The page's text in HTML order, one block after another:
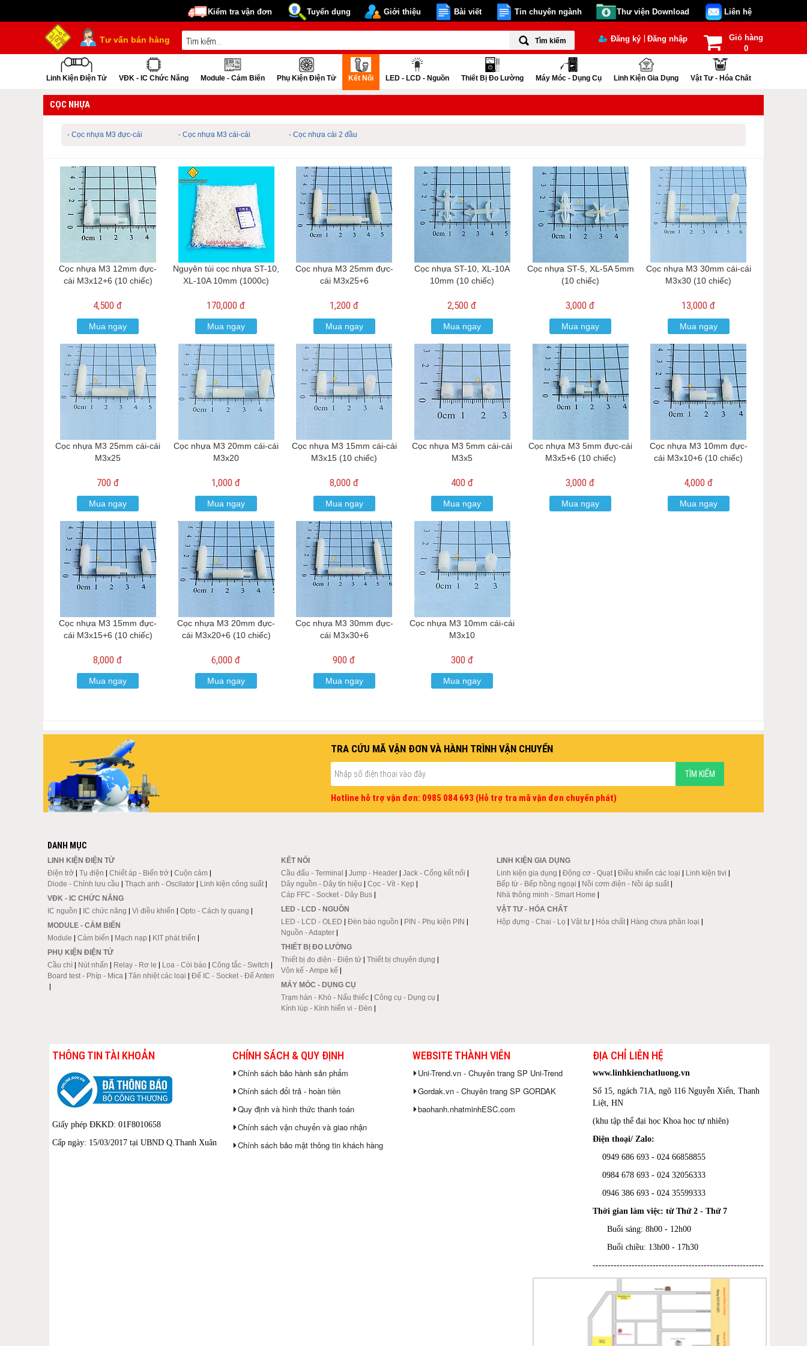
Kiểm tra vận đơn Tuyển dụng Giới thiệu Bài viết Tin chuyên ngành Thư viện Download Liên hệ
Tư vấn bán hàng Tìm kiếm Đăng ký |Đăng nhập
Giỏ hàng
0
Linh Kiện Điện Tử VĐK - IC Chức Năng Module - Cảm Biến Phụ Kiện Điện Tử Kết Nối LED - LCD - Nguồn Thiết Bị Đo Lường Máy Móc - Dụng Cụ Linh Kiện Gia Dụng Vật Tư - Hóa Chất
CỌC NHỰA
- Cọc nhựa M3 đực-cái - Cọc nhựa M3 cái-cái - Cọc nhựa cài 2 đầu
Cọc nhựa M3 12mm đực-
cái M3x12+6 (10 chiếc)
4,500 đ
Mua ngay
Nguyên túi cọc nhựa ST-10,
XL-10A 10mm (1000c)
170,000 đ
Mua ngay
Cọc nhựa M3 25mm đực-
cái M3x25+6
1,200 đ
Mua ngay
Cọc nhựa ST-10, XL-10A
10mm (10 chiếc)
2,500 đ
Mua ngay
Cọc nhựa ST-5, XL-5A 5mm
(10 chiếc)
3,000 đ
Mua ngay
Cọc nhựa M3 30mm cái-cái
M3x30 (10 chiếc)
13,000 đ
Mua ngay
Cọc nhựa M3 25mm cái-cái
M3x25
700 đ
Mua ngay
Cọc nhựa M3 20mm cái-cái
M3x20
1,000 đ
Mua ngay
Cọc nhựa M3 15mm cái-cái
M3x15 (10 chiếc)
8,000 đ
Mua ngay
Cọc nhựa M3 5mm cái-cái
M3x5
400 đ
Mua ngay
Cọc nhựa M3 5mm đực-cái
M3x5+6 (10 chiếc)
3,000 đ
Mua ngay
Cọc nhựa M3 10mm đực-
cái M3x10+6 (10 chiếc)
4,000 đ
Mua ngay
Cọc nhựa M3 15mm đực-
cái M3x15+6 (10 chiếc)
8,000 đ
Mua ngay
Cọc nhựa M3 20mm đực-
cái M3x20+6 (10 chiếc)
6,000 đ
Mua ngay
Cọc nhựa M3 30mm đực-
cái M3x30+6
900 đ
Mua ngay
Cọc nhựa M3 10mm cái-cái
M3x10
300 đ
Mua ngay
TRA CỨU MÃ VẬN ĐƠN VÀ HÀNH TRÌNH VẬN CHUYỂN
Hotline hỗ trợ vận đơn: 0985 084 693 (Hỗ trợ tra mã vận đơn chuyển phát)
DANH MỤC
LINH KIỆN ĐIỆN TỬ
Điện trở| Tụ điện | Chiết áp - Biến trở| Cuộn cảm|
Diode - Chỉnh lưu cầu | Thạch anh - Oscilator| Linh kiện công suất|
VĐK - IC CHỨC NĂNG
IC nguồn | IC chức năng | Vi điều khiển | Opto - Cách ly quang |
MODULE - CẢM BIẾN
Module | Cảm biến | Mạch nạp | KIT phát triển |
PHỤ KIỆN ĐIỆN TỬ
Cầu chì| Nút nhấn | Relay - Rơ le | Loa - Còi báo | Công tắc - Switch |
Board test - Phíp - Mica | Tản nhiệt các loại | Đế IC - Socket - Đế Anten
|
KẾT NỐI
Cầu đấu - Terminal | Jump - Header| Jack - Cổng kết nối |
Dây nguồn - Dây tín hiệu | Cọc - Vít - Kẹp |
Cáp FFC - Socket - Dây Bus|
LED - LCD - NGUỒN
LED - LCD - OLED | Đèn báo nguồn | PIN - Phụ kiện PIN |
Nguồn - Adapter|
THIẾT BỊ ĐO LƯỜNG
Thiết bị đo điện - Điện tử| Thiết bị chuyên dụng |
Vôn kế - Ampe kế |
MÁY MÓC - DỤNG CỤ
Trạm hàn - Khò - Nấu thiếc| Công cụ - Dụng cụ |
Kính lúp - Kính hiển vi - Đèn |
LINH KIỆN GIA DỤNG
Linh kiện gia dụng |Động cơ - Quạt |Điều khiển các loại | Linh kiện tivi |
Bếp từ - Bếp hồng ngoại | Nồi cơm điện - Nồi áp suất |
Nhà thông minh - Smart Home |
VẬT TƯ - HÓA CHẤT
Hộp đựng - Chai - Lọ |Vật tư | Hóa chất | Hàng chưa phân loại |
THÔNG TIN TÀI KHOẢN
Giấy phép ĐKKD: 01F8010658
Cấp ngày: 15/03/2017 tại UBND Q.Thanh Xuân
CHÍNH SÁCH & QUY ĐỊNH
Chính sách bảo hành sản phẩm
Chính sách đổi trả - hoàn tiền
Quy định và hình thức thanh toán
Chính sách vận chuyển và giao nhận
Chính sách bảo mật thông tin khách hàng
WEBSITE THÀNH VIÊN
Uni-Trend.vn - Chuyên trang SP Uni-Trend
Gordak.vn - Chuyên trang SP GORDAK
baohanh.nhatminhESC.com
ĐỊA CHỈ LIÊN HỆ
www.linhkienchatluong.vn
Số 15, ngách 71A, ngõ 116 Nguyễn Xiển, Thanh
Liệt, HN
(khu tập thể đại học Khoa học tự nhiên)
Điện thoại/ Zalo:
0949 686 693 - 024 66858855
0984 678 693 - 024 32056333
0946 386 693 - 024 35599333
Thời gian làm việc: từ Thứ 2 - Thứ 7
Buổi sáng: 8h00 - 12h00
Buổi chiều: 13h00 - 17h30
---------------------------------------------------------